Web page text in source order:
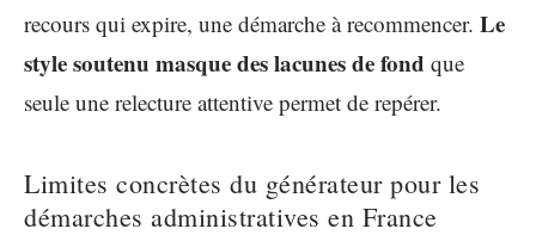
recours qui expire, une démarche à recommencer. Le
style soutenu masque des lacunes de fond que
seule une relecture attentive permet de repérer.
Limites concrètes du générateur pour les
démarches administratives en France